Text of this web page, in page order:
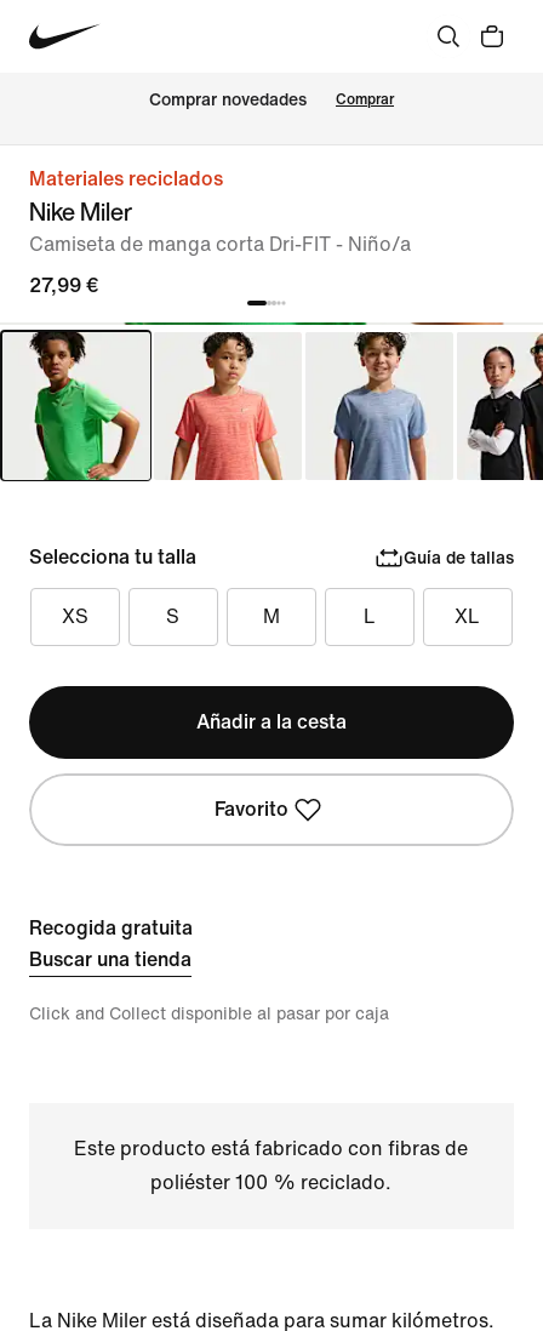
Comprar novedades Comprar
Materiales reciclados
Nike Miler
Camiseta de manga corta Dri-FIT - Niño/a
27,99 €
Selecciona tu talla Guía de tallas
XS S M L XL
Añadir a la cesta
Favorito
Recogida gratuita
Buscar una tienda
Click and Collect disponible al pasar por caja
Este producto está fabricado con fibras de
poliéster 100 % reciclado.
La Nike Miler está diseñada para sumar kilómetros.